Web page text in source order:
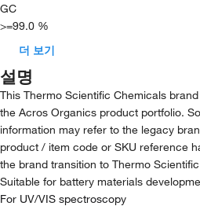
GC
>=99.0 %
더 보기
설명
This Thermo Scientific Chemicals
the Acros Organics product portfolio.
information may refer to the legacy
product / item code or SKU reference
the brand transition to Thermo
Suitable for battery materials
For UV/VIS spectroscopy